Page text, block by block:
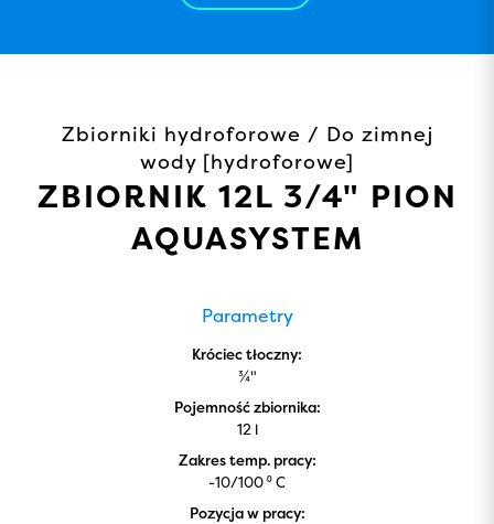
Zbiorniki hydroforowe / Do zimnej
wody [hydroforowe]
ZBIORNIK 12L 3/4" PION
AQUASYSTEM
Parametry
Króciec tłoczny:
¾"
Pojemność zbiornika:
12 l
Zakres temp. pracy:
-10/100 ⁰ C
Pozycja w pracy: